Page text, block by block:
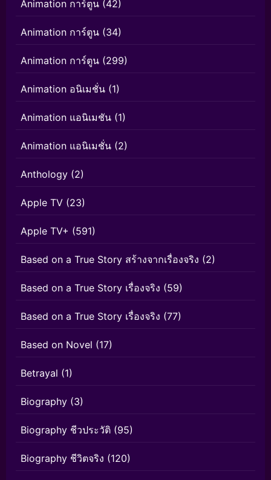
Animation การ์ตูน (42)
Animation การ์ตูน (34)
Animation การ์ตูน (299)
Animation อนิเมชั่น (1)
Animation แอนิเมชัน (1)
Animation แอนิเมชั่น (2)
Anthology (2)
Apple TV (23)
Apple TV+ (591)
Based on a True Story สร้างจากเรื่องจริง (2)
Based on a True Story เรื่องจริง (59)
Based on a True Story เรื่องจริง (77)
Based on Novel (17)
Betrayal (1)
Biography (3)
Biography ชีวประวัติ (95)
Biography ชีวิตจริง (120)